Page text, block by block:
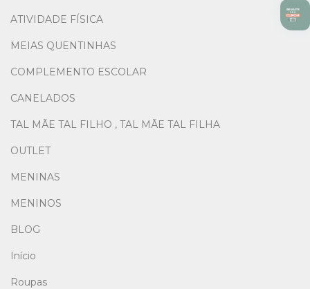
ATIVIDADE FÍSICA
MEIAS QUENTINHAS
COMPLEMENTO ESCOLAR
CANELADOS
TAL MÃE TAL FILHO , TAL MÃE TAL FILHA
OUTLET
MENINAS
MENINOS
BLOG
Início
Roupas